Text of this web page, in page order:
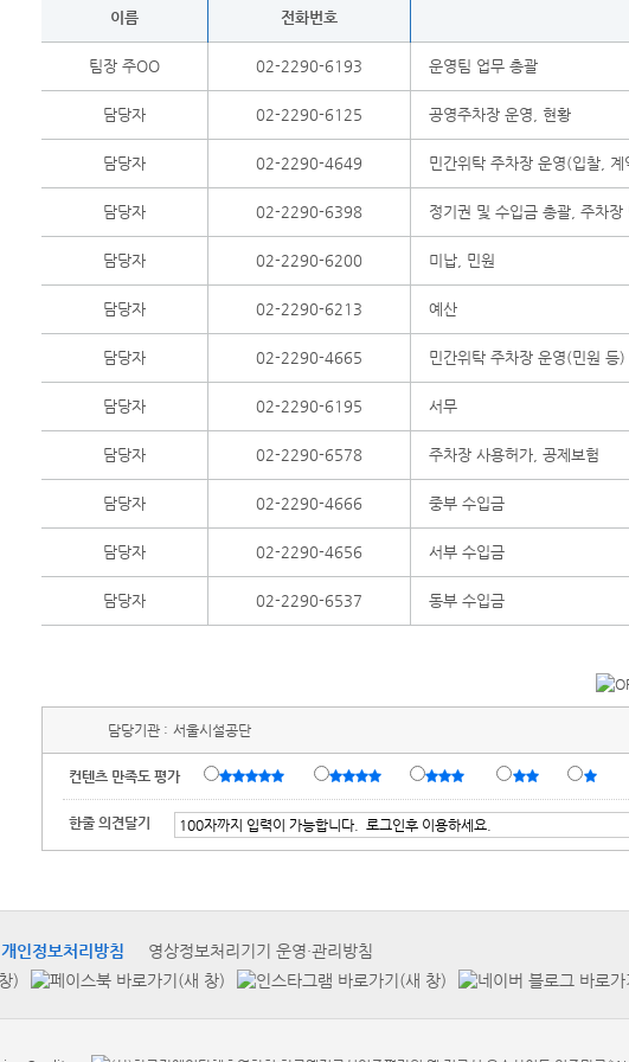
이름 전화번호
팀장 주OO 02-2290-6193 운영팀 업무 총괄
담당자 02-2290-6125 공영주차장 운영, 현황
담당자 02-2290-4649 민간위탁 주차장 운영(입찰, 계
담당자 02-2290-6398 정기권 및 수입금 총괄, 주차장
담당자 02-2290-6200 미납, 민원
담당자 02-2290-6213 예산
담당자 02-2290-4665 민간위탁 주차장 운영(민원 등)
담당자 02-2290-6195 서무
담당자 02-2290-6578 주차장 사용허가, 공제보험
담당자 02-2290-4666 중부 수입금
담당자 02-2290-4656 서부 수입금
담당자 02-2290-6537 동부 수입금
담당기관 : 서울시설공단
컨텐츠 만족도 평가
한줄 의견달기
개인정보처리방침
영상정보처리기기 운영·관리방침